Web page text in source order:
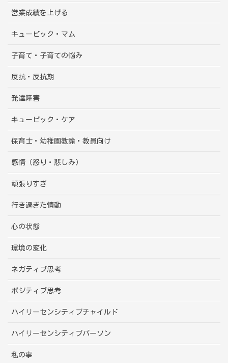
営業成績を上げる
キュービック・マム
子育て・子育ての悩み
反抗・反抗期
発達障害
キュービック・ケア
保育士・幼稚園教諭・教員向け
感情（怒り・悲しみ）
頑張りすぎ
行き過ぎた情動
心の状態
環境の変化
ネガティブ思考
ポジティブ思考
ハイリーセンシティブチャイルド
ハイリーセンシティブパーソン
私の事